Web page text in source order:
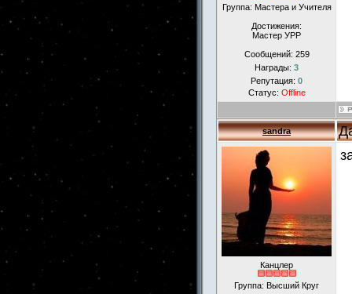
Группа: Мастера и Учителя
Достижения:
Мастер УРР
Сообщений: 259
Награды: 3
Репутация: 0
Статус: Offline
sandra
Канцлер
Группа: Высший Круг